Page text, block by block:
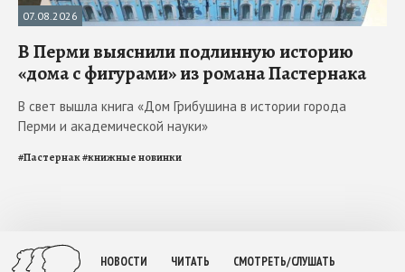
07.08.2026
В Перми выяснили подлинную историю
«дома с фигурами» из романа Пастернака
В свет вышла книга «Дом Грибушина в истории города
Перми и академической науки»
#Пастернак#книжные новинки
НОВОСТИ ЧИТАТЬ
СМОТРЕТЬ/СЛУШАТЬ